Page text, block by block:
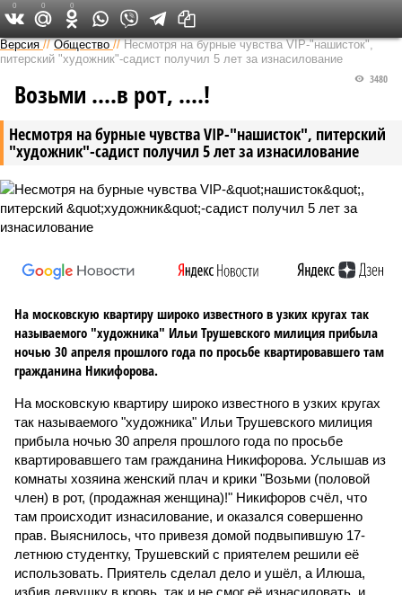
Версия на Неве
Версия //Общество //Несмотря на бурные чувства VIP-"нашисток",
питерский "художник"-садист получил 5 лет за изнасилование
Несмотря на бурные чувства VIP-"нашисток", питерский
"художник"-садист получил 5 лет за изнасилование
3480
Возьми ....в рот, ....!
На московскую квартиру широко известного в узких кругах так
называемого "художника" Ильи Трушевского милиция прибыла
ночью 30 апреля прошлого года по просьбе квартировавшего там
гражданина Никифорова.
На московскую квартиру широко известного в узких кругах
так называемого "художника" Ильи Трушевского милиция
прибыла ночью 30 апреля прошлого года по просьбе
квартировавшего там гражданина Никифорова. Услышав из
комнаты хозяина женский плач и крики "Возьми (половой
член) в рот, (продажная женщина)!" Никифоров счёл, что
там происходит изнасилование, и оказался совершенно
прав. Выяснилось, что привезя домой подвыпившую 17-
летнюю студентку, Трушевский с приятелем решили её
использовать. Приятель сделал дело и ушёл, а Илюша,
избив девушку в кровь, так и не смог её изнасиловать, и
0 0 0